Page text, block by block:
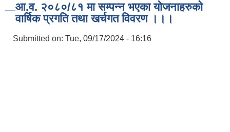
आ.व. २०८०/८१ मा सम्पन्न भएका योजनाहरुको
वार्षिक प्रगति तथा खर्चगत विवरण ।।।
Submitted on: Tue, 09/17/2024 - 16:16